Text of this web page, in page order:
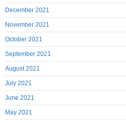
December 2021
November 2021
October 2021
September 2021
August 2021
July 2021
June 2021
May 2021